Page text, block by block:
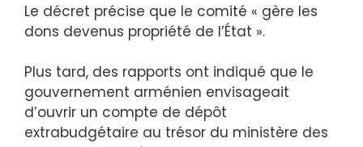
Le décret précise que le comité « gère les
dons devenus propriété de l’État ».
Plus tard, des rapports ont indiqué que le
gouvernement arménien envisageait
d’ouvrir un compte de dépôt
extrabudgétaire au trésor du ministère des